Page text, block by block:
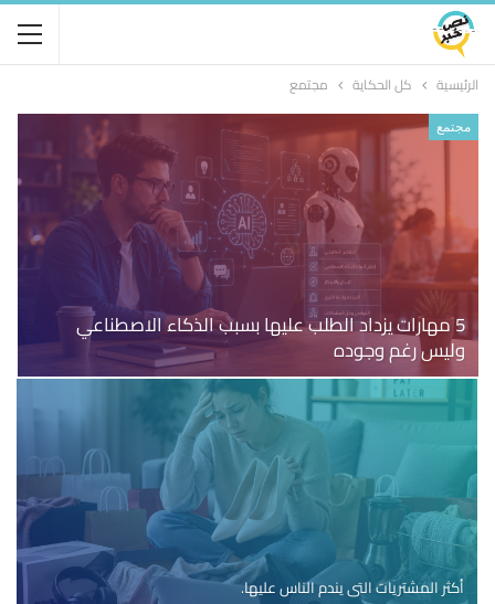
الرئيسية كل الحكاية مجتمع
مجتمع
5 مهارات يزداد الطلب عليها بسبب الذكاء الاصطناعي
وليس رغم وجوده
أكثر المشتريات التي يندم الناس عليها.